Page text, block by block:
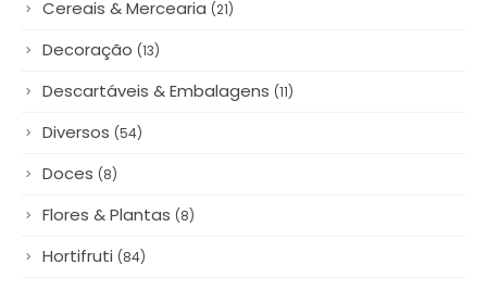
Cereais & Mercearia (21)
Decoração (13)
Descartáveis & Embalagens (11)
Diversos (54)
Doces (8)
Flores & Plantas (8)
Hortifruti (84)